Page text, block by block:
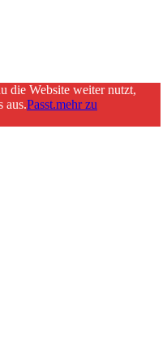
die Website weiter nutzt,
aus.Passt.mehr zu